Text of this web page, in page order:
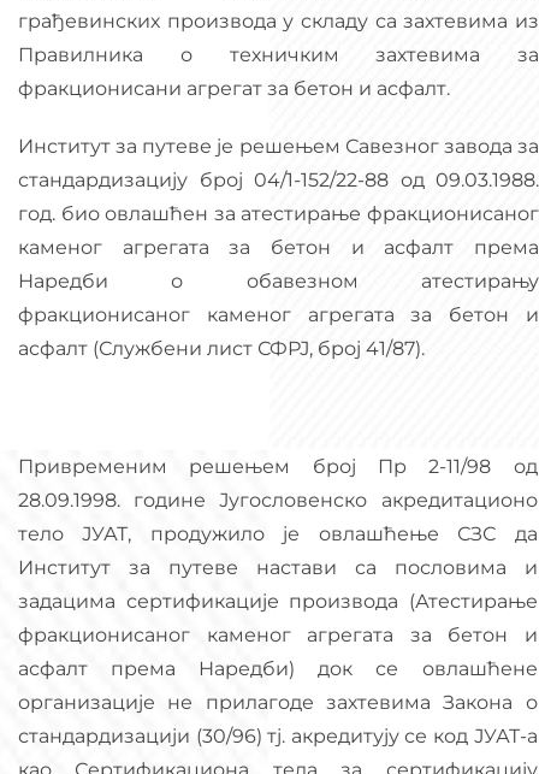
грађевинских производа у складу са захтевима из
Правилника о техничким захтевима за
фракционисани агрегат за бетон и асфалт.
Институт за путеве је решењем Савезног завода за
стандардизацију број 04/1-152/22-88 од 09.03.1988.
год. био овлашћен за атестирање фракционисаног
каменог агрегата за бетон и асфалт према
Наредби о обавезном атестирању
фракционисаног каменог агрегата за бетон и
асфалт (Службени лист СФРЈ, број 41/87).
Привременим решењем број Пр 2-11/98 од
28.09.1998. године Југословенско акредитационо
тело ЈУАТ, продужило је овлашћење СЗС да
Институт за путеве настави са пословима и
задацима сертификације производа (Атестирање
фракционисаног каменог агрегата за бетон и
асфалт према Наредби) док се овлашћене
организације не прилагоде захтевима Закона о
стандардизацији (30/96) тј. акредитују се код ЈУАТ-а